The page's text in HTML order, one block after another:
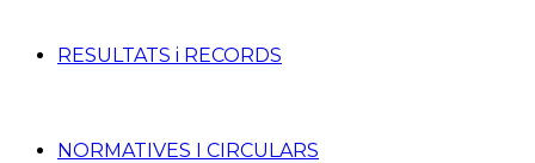
RESULTATS i RECORDS
NORMATIVES I CIRCULARS